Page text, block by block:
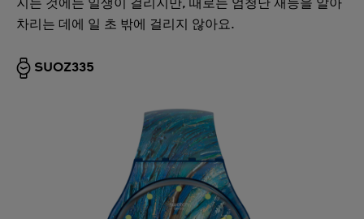
지는 것에는 일생이 걸리지만, 때로는 엄청난 재능을 알아
차리는 데에 일 초 밖에 걸리지 않아요.
SUOZ335